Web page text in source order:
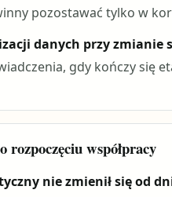
pozostawać tylko w
danych przy zmianie
gdy kończy się
współpracy
nie zmienił się od